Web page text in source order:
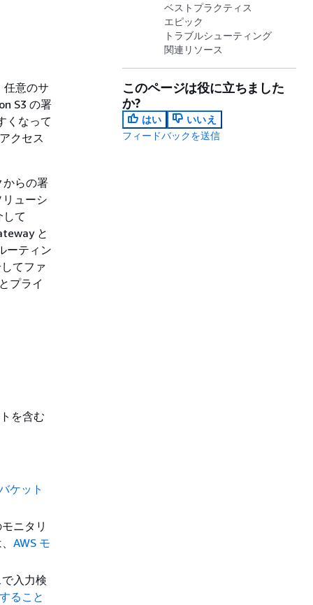
任意のサ
S3 の署
くなって
クセス
からの署
ューシ
て
と
ーティン
てファ
プライ
を含む
ケット
ニタリ
AWS モ
入力検
ること
ベストプラクティス
エピック
トラブルシューティング
関連リソース
このページは役に立ちました
か?
はい
いいえ
フィードバックを送信